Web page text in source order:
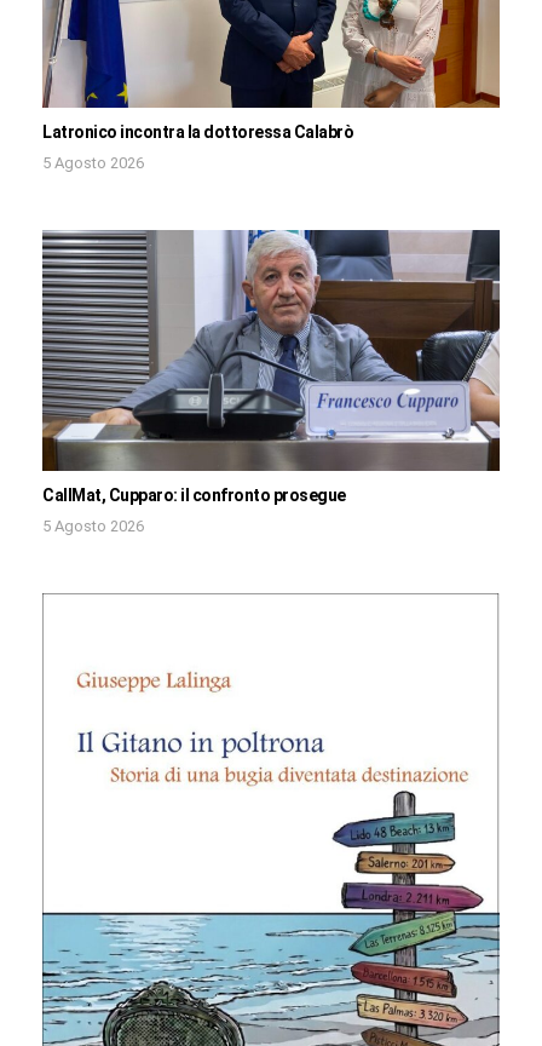
Latronico incontra la dottoressa Calabrò
5 Agosto 2026
CallMat, Cupparo: il confronto prosegue
5 Agosto 2026